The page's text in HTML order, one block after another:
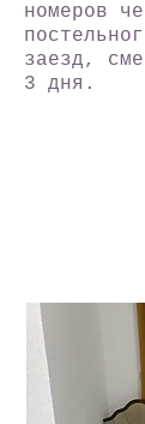
номеров
заезд,
3 дня.